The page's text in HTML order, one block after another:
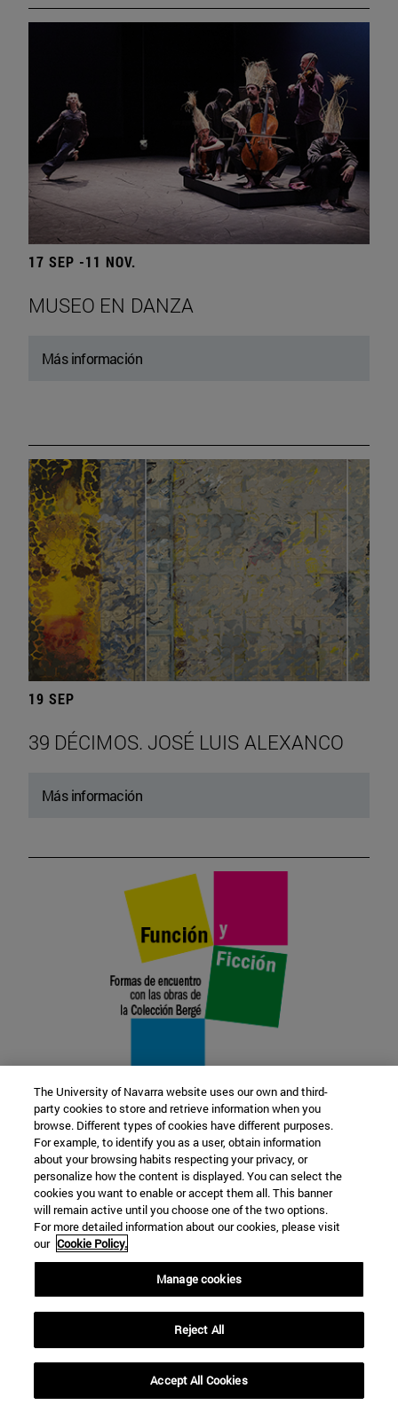
17 SEP -11 NOV.
MUSEO EN DANZA
Más información
19 SEP
39 DÉCIMOS. JOSÉ LUIS ALEXANCO
Más información
22 SEP
FUNCIÓN Y FICCIÓN. Varios artistas
Más información
The University of Navarra website uses our own and third-
party cookies to store and retrieve information when you
browse. Different types of cookies have different purposes.
For example, to identify you as a user, obtain information
about your browsing habits respecting your privacy, or
personalize how the content is displayed. You can select the
cookies you want to enable or accept them all. This banner
will remain active until you choose one of the two options.
For more detailed information about our cookies, please visit
our Cookie Policy.
Manage cookies
Reject All
Accept All Cookies